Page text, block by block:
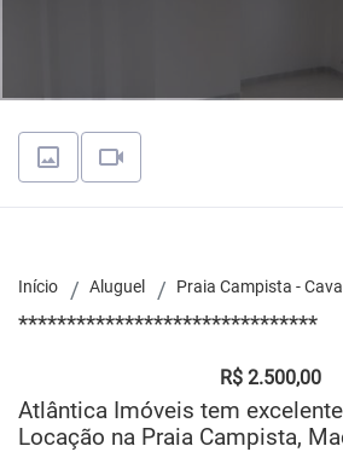
Início Aluguel Praia Campista -
*******************************
R$ 2.500,00
Atlântica Imóveis tem
Locação na Praia Campista,